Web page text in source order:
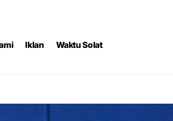
Iklan Waktu Solat